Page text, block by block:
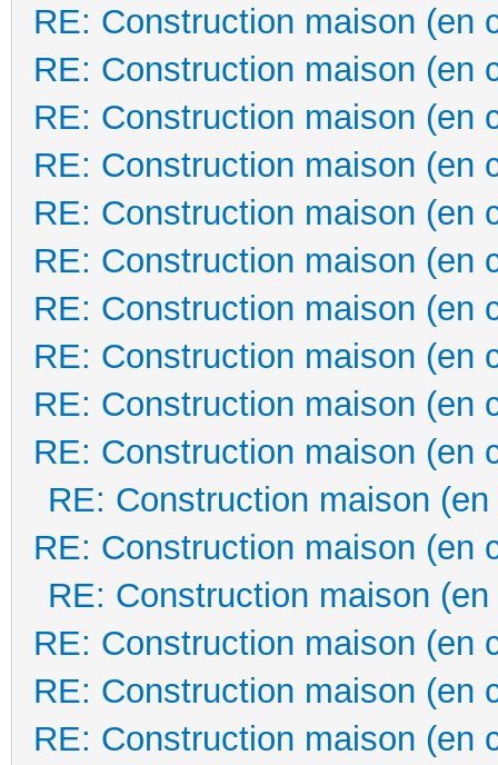
RE: Construction maison (en
RE: Construction maison (en
RE: Construction maison (en
RE: Construction maison (en
RE: Construction maison (en
RE: Construction maison (en
RE: Construction maison (en
RE: Construction maison (en
RE: Construction maison (en
RE: Construction maison (en
RE: Construction maison
RE: Construction maison (en
RE: Construction maison
RE: Construction maison (en
RE: Construction maison (en
RE: Construction maison (en